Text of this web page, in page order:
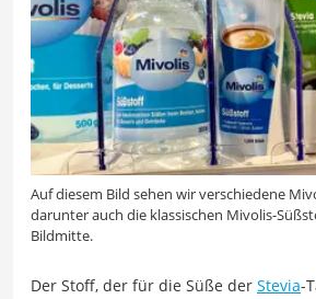
Auf diesem Bild sehen wir verschiedene
darunter auch die klassischen Mivolis-
Bildmitte.
Der Stoff, der für die Süße der Stevia-